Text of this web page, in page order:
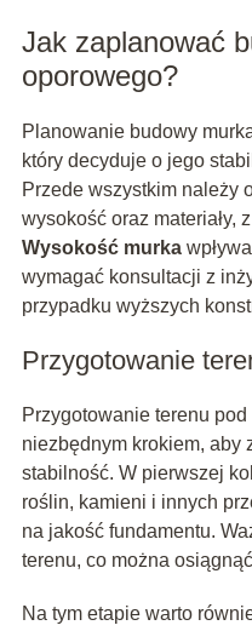
Jak zaplanować
oporowego?
Planowanie budowy
który decyduje o jego
Przede wszystkim należy
wysokość oraz materiały,
Wysokość murka
wymagać konsultacji z
przypadku wyższych
Przygotowanie
Przygotowanie terenu
niezbędnym krokiem, aby
stabilność. W pierwszej
roślin, kamieni i innych
na jakość fundamentu.
terenu, co można
Na tym etapie warto